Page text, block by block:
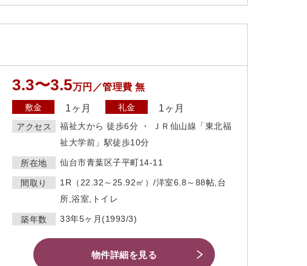
3.3〜3.5万円／管理費 無
敷金 1ヶ月 礼金 1ヶ月
アクセス
福祉大から 徒歩6分 ・ ＪＲ仙山線「東北福
祉大学前」駅徒歩10分
所在地 仙台市青葉区子平町14-11
間取り
1R（22.32～25.92㎡）/洋室6.8～88帖,台
所,浴室,トイレ
築年数 33年5ヶ月(1993/3)
物件詳細を見る